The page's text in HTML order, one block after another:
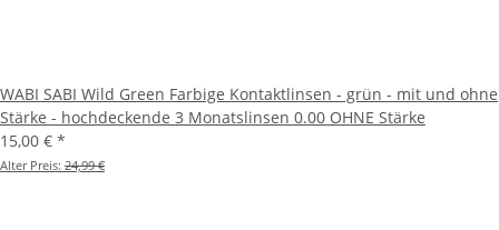
WABI SABI Wild Green Farbige Kontaktlinsen - grün - mit und ohne
Stärke - hochdeckende 3 Monatslinsen 0.00 OHNE Stärke
15,00 € *
Alter Preis: 24,99 €